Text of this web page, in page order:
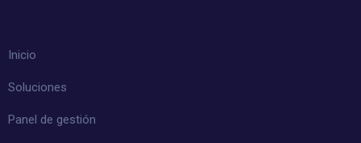
Inicio
Soluciones
Panel de gestión